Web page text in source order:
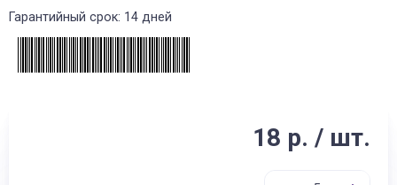
Гарантийный срок: 14 дней
18 р. / шт.